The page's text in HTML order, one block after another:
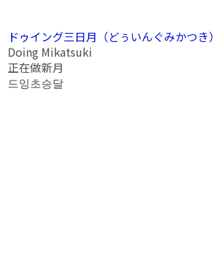
ドゥイング三日月（どぅいんぐみかつき）
Doing Mikatsuki
正在做新月
드잉초승달